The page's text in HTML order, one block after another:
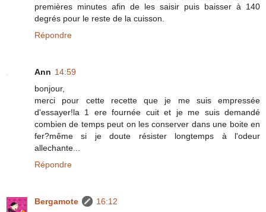
premières minutes afin de les saisir puis baisser à 140
degrés pour le reste de la cuisson.
Répondre
Ann 14:59
bonjour,
merci pour cette recette que je me suis empressée
d'essayer!la 1 ere fournée cuit et je me suis demandé
combien de temps peut on les conserver dans une boite en
fer?même si je doute résister longtemps à l'odeur
allechante...
Répondre
Bergamote
16:12